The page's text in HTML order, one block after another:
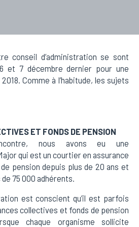
conseil d’administration se sont
et 7 décembre dernier pour une
Comme à l’habitude, les sujets
ET FONDS DE PENSION
nous avons eu une
qui est un courtier en assurance
pension depuis plus de 20 ans et
75 000 adhérents.
est conscient qu’il est parfois
collectives et fonds de pension
chaque organisme sollicite